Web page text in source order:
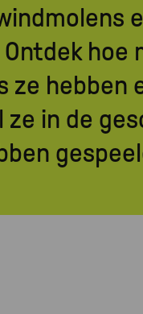
hoe
ze hebben
in de